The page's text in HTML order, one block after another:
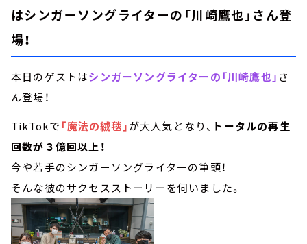
はシンガーソングライターの「川崎鷹也」さん登
場！
本日のゲストはシンガーソングライターの「川崎鷹也」 さ
ん登場！
TikTokで 「魔法の絨毯」が大人気となり、 トータルの再生
回数が３億回以上！
今や若手のシンガーソングライターの筆頭！
そんな彼のサクセスストーリーを伺いました。